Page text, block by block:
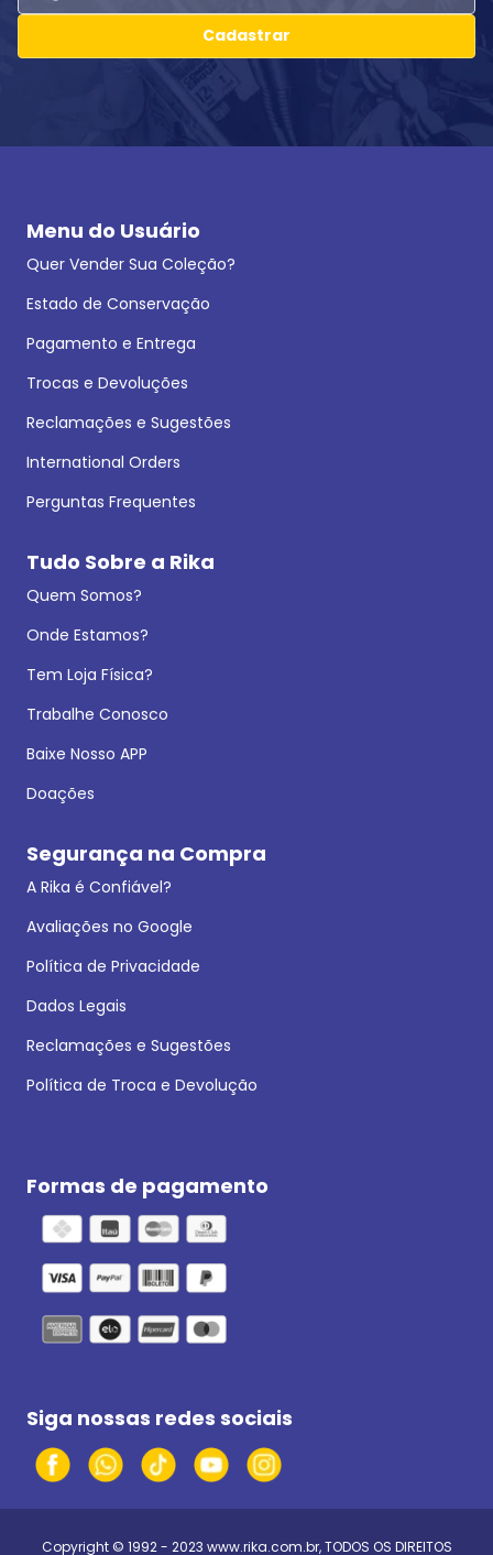
Cadastrar
Menu do Usuário
Quer Vender Sua Coleção?
Estado de Conservação
Pagamento e Entrega
Trocas e Devoluções
Reclamações e Sugestões
International Orders
Perguntas Frequentes
Tudo Sobre a Rika
Quem Somos?
Onde Estamos?
Tem Loja Física?
Trabalhe Conosco
Baixe Nosso APP
Doações
Segurança na Compra
A Rika é Confiável?
Avaliações no Google
Política de Privacidade
Dados Legais
Reclamações e Sugestões
Política de Troca e Devolução
Formas de pagamento
Siga nossas redes sociais
Copyright © 1992 - 2023 www.rika.com.br, TODOS OS DIREITOS